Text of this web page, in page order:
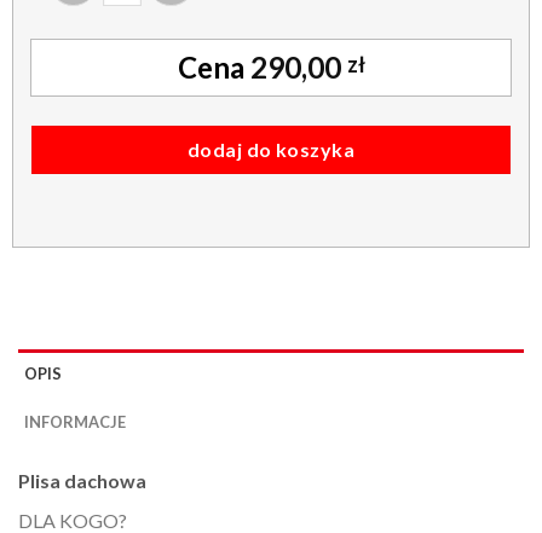
dodaj do koszyka
290,00 zł
OPIS
INFORMACJE
Plisa dachowa
DLA KOGO?